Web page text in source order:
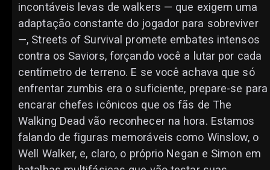
incontáveis levas de walkers — que exigem uma
adaptação constante do jogador para sobreviver
—, Streets of Survival promete embates intensos
contra os Saviors, forçando você a lutar por cada
centímetro de terreno. E se você achava que só
enfrentar zumbis era o suficiente, prepare-se para
encarar chefes icônicos que os fãs de The
Walking Dead vão reconhecer na hora. Estamos
falando de figuras memoráveis como Winslow, o
Well Walker, e, claro, o próprio Negan e Simon em